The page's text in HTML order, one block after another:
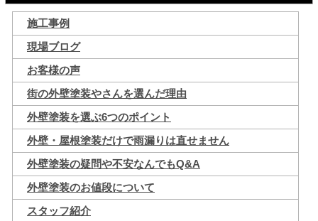
施工事例
現場ブログ
お客様の声
街の外壁塗装やさんを選んだ理由
外壁塗装を選ぶ6つのポイント
外壁・屋根塗装だけで雨漏りは直せません
外壁塗装の疑問や不安なんでもQ&A
外壁塗装のお値段について
スタッフ紹介